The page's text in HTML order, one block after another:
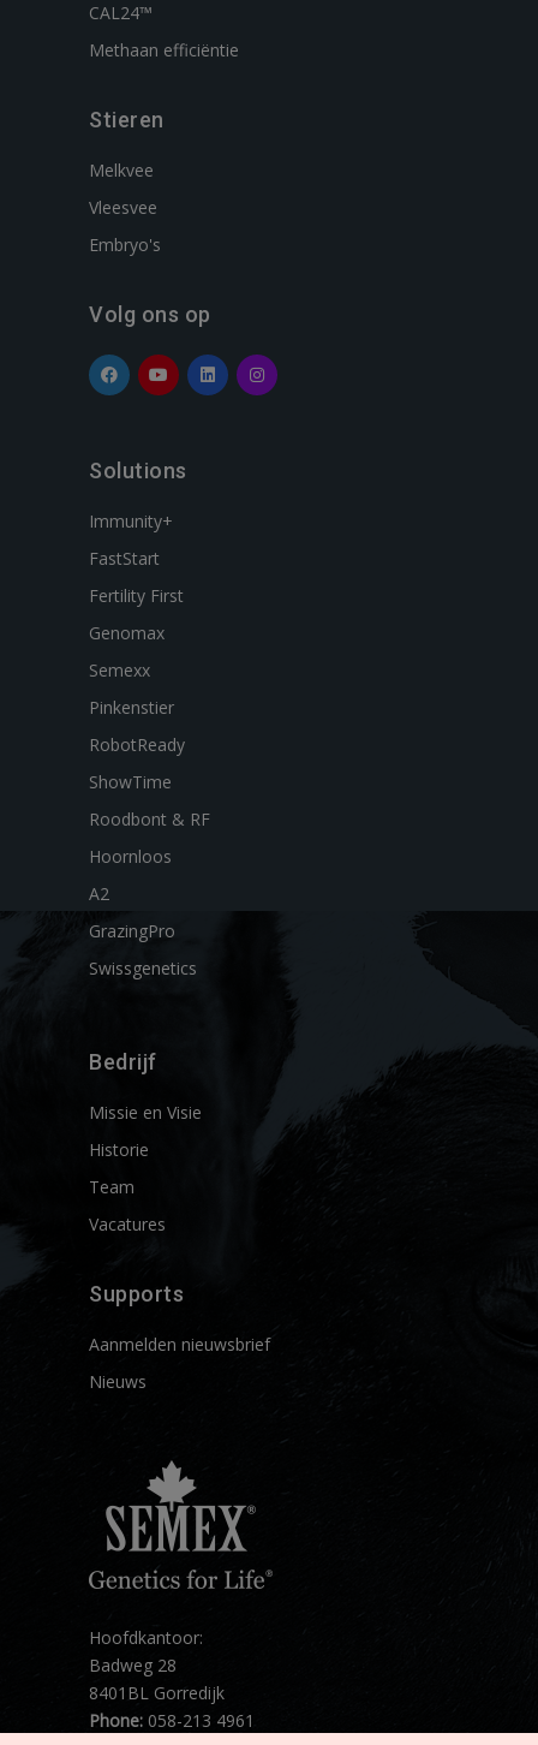
CAL24™
Methaan efficiëntie
Stieren
Melkvee
Vleesvee
Embryo's
Volg ons op
Solutions
Immunity+
FastStart
Fertility First
Genomax
Semexx
Pinkenstier
RobotReady
ShowTime
Roodbont & RF
Hoornloos
A2
GrazingPro
Swissgenetics
Bedrijf
Missie en Visie
Historie
Team
Vacatures
Supports
Aanmelden nieuwsbrief
Nieuws
Hoofdkantoor:
Badweg 28
8401BL Gorredijk
Phone: 058-213 4961